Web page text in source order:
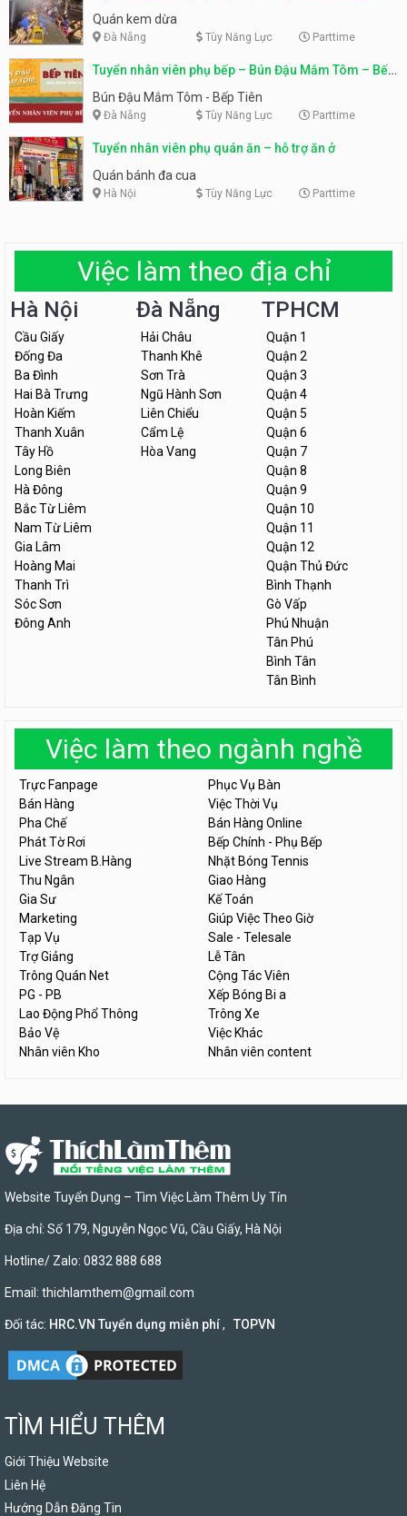
Quán kem dừa
Đà Nẵng Tùy Năng Lực Parttime
Tuyển nhân viên phụ bếp – Bún Đậu Mắm Tôm – Bếp
Tiên
Bún Đậu Mắm Tôm - Bếp Tiên
Đà Nẵng Tùy Năng Lực Parttime
Tuyển nhân viên phụ quán ăn – hỗ trợ ăn ở
Quán bánh đa cua
Hà Nội Tùy Năng Lực Parttime
Việc làm theo địa chỉ
Hà Nội
Cầu Giấy
Đống Đa
Ba Đình
Hai Bà Trưng
Hoàn Kiếm
Thanh Xuân
Tây Hồ
Long Biên
Hà Đông
Bắc Từ Liêm
Nam Từ Liêm
Gia Lâm
Hoàng Mai
Thanh Trì
Sóc Sơn
Đông Anh
Đà Nẵng
Hải Châu
Thanh Khê
Sơn Trà
Ngũ Hành Sơn
Liên Chiểu
Cẩm Lệ
Hòa Vang
TPHCM
Quận 1
Quận 2
Quận 3
Quận 4
Quận 5
Quận 6
Quận 7
Quận 8
Quận 9
Quận 10
Quận 11
Quận 12
Quận Thủ Đức
Bình Thạnh
Gò Vấp
Phú Nhuận
Tân Phú
Bình Tân
Tân Bình
Việc làm theo ngành nghề
Trực Fanpage
Phục Vụ Bàn
Bán Hàng
Việc Thời Vụ
Pha Chế
Bán Hàng Online
Phát Tờ Rơi
Bếp Chính - Phụ Bếp
Live Stream B.Hàng
Nhặt Bóng Tennis
Thu Ngân
Giao Hàng
Gia Sư
Kế Toán
Marketing
Giúp Việc Theo Giờ
Tạp Vụ
Sale - Telesale
Trợ Giảng
Lễ Tân
Trông Quán Net
Cộng Tác Viên
PG - PB
Xếp Bóng Bi a
Lao Động Phổ Thông
Trông Xe
Bảo Vệ
Việc Khác
Nhân viên Kho
Nhân viên content
Website Tuyển Dụng – Tìm Việc Làm Thêm Uy Tín
Địa chỉ: Số 179, Nguyễn Ngọc Vũ, Cầu Giấy, Hà Nội
Hotline/ Zalo: 0832 888 688
Email: thichlamthem@gmail.com
Đối tác: HRC.VN Tuyển dụng miễn phí, TOPVN
TÌM HIỂU THÊM
Giới Thiệu Website
Liên Hệ
Hướng Dẫn Đăng Tin